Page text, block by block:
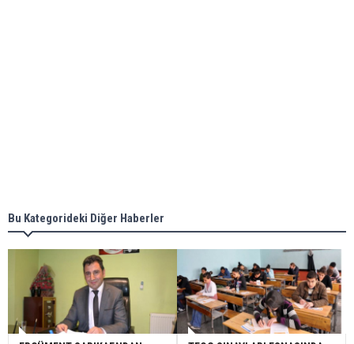
Bu Kategorideki Diğer Haberler